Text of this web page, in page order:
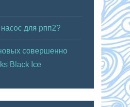
насос для рпп2?
совершенно
Black Ice